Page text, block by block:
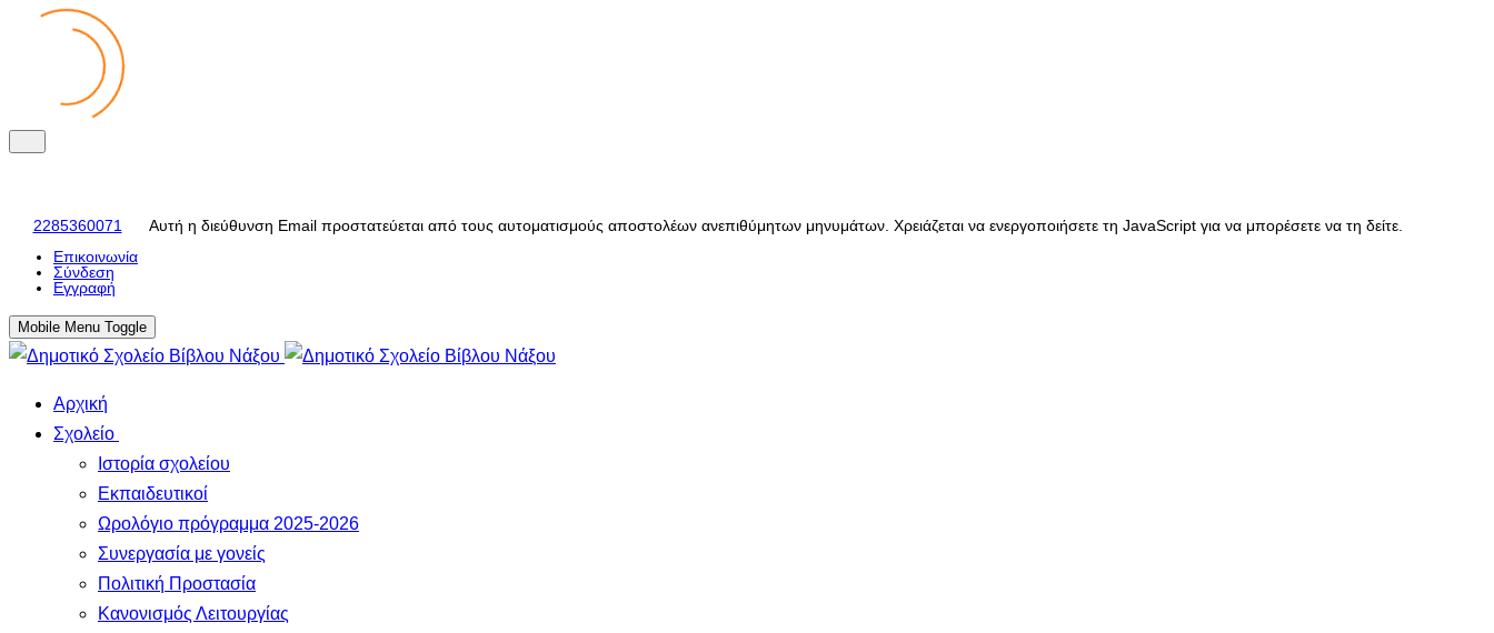
2285360071
Αυτή η διεύθυνση Email προστατεύεται από τους αυτοματισμούς αποστολέων ανεπιθύμητων μηνυμάτων. Χρειάζεται να ενεργοποιήσετε τη JavaScript για να μπορέσετε να τη δείτε.
Eπικοινωνία
Σύνδεση
Εγγραφή
Mobile Menu Toggle
Αρχική
Σχολείο
Ιστορία σχολείου
Εκπαιδευτικοί
Ωρολόγιο πρόγραμμα 2025-2026
Συνεργασία με γονείς
Πολιτική Προστασία
Κανονισμός Λειτουργίας